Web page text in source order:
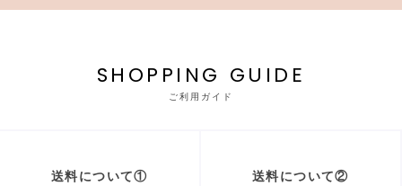
SHOPPING GUIDE
ご利用ガイド
送料について① 送料について②